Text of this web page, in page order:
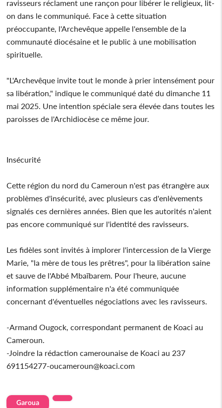
ravisseurs réclament une rançon pour libérer le religieux, lit-
on dans le communiqué. Face à cette situation
préoccupante, l'Archevêque appelle l'ensemble de la
communauté diocésaine et le public à une mobilisation
spirituelle.
"L'Archevêque invite tout le monde à prier intensément pour
sa libération," indique le communiqué daté du dimanche 11
mai 2025. Une intention spéciale sera élevée dans toutes les
paroisses de l'Archidiocèse ce même jour.
Insécurité
Cette région du nord du Cameroun n'est pas étrangère aux
problèmes d'insécurité, avec plusieurs cas d'enlèvements
signalés ces dernières années. Bien que les autorités n'aient
pas encore communiqué sur l'identité des ravisseurs.
Les fidèles sont invités à implorer l'intercession de la Vierge
Marie, "la mère de tous les prêtres", pour la libération saine
et sauve de l'Abbé Mbaïbarem. Pour l'heure, aucune
information supplémentaire n'a été communiquée
concernant d'éventuelles négociations avec les ravisseurs.
-Armand Ougock, correspondant permanent de Koaci au
Cameroun.
-Joindre la rédaction camerounaise de Koaci au 237
691154277-oucameroun@koaci.com
Garoua